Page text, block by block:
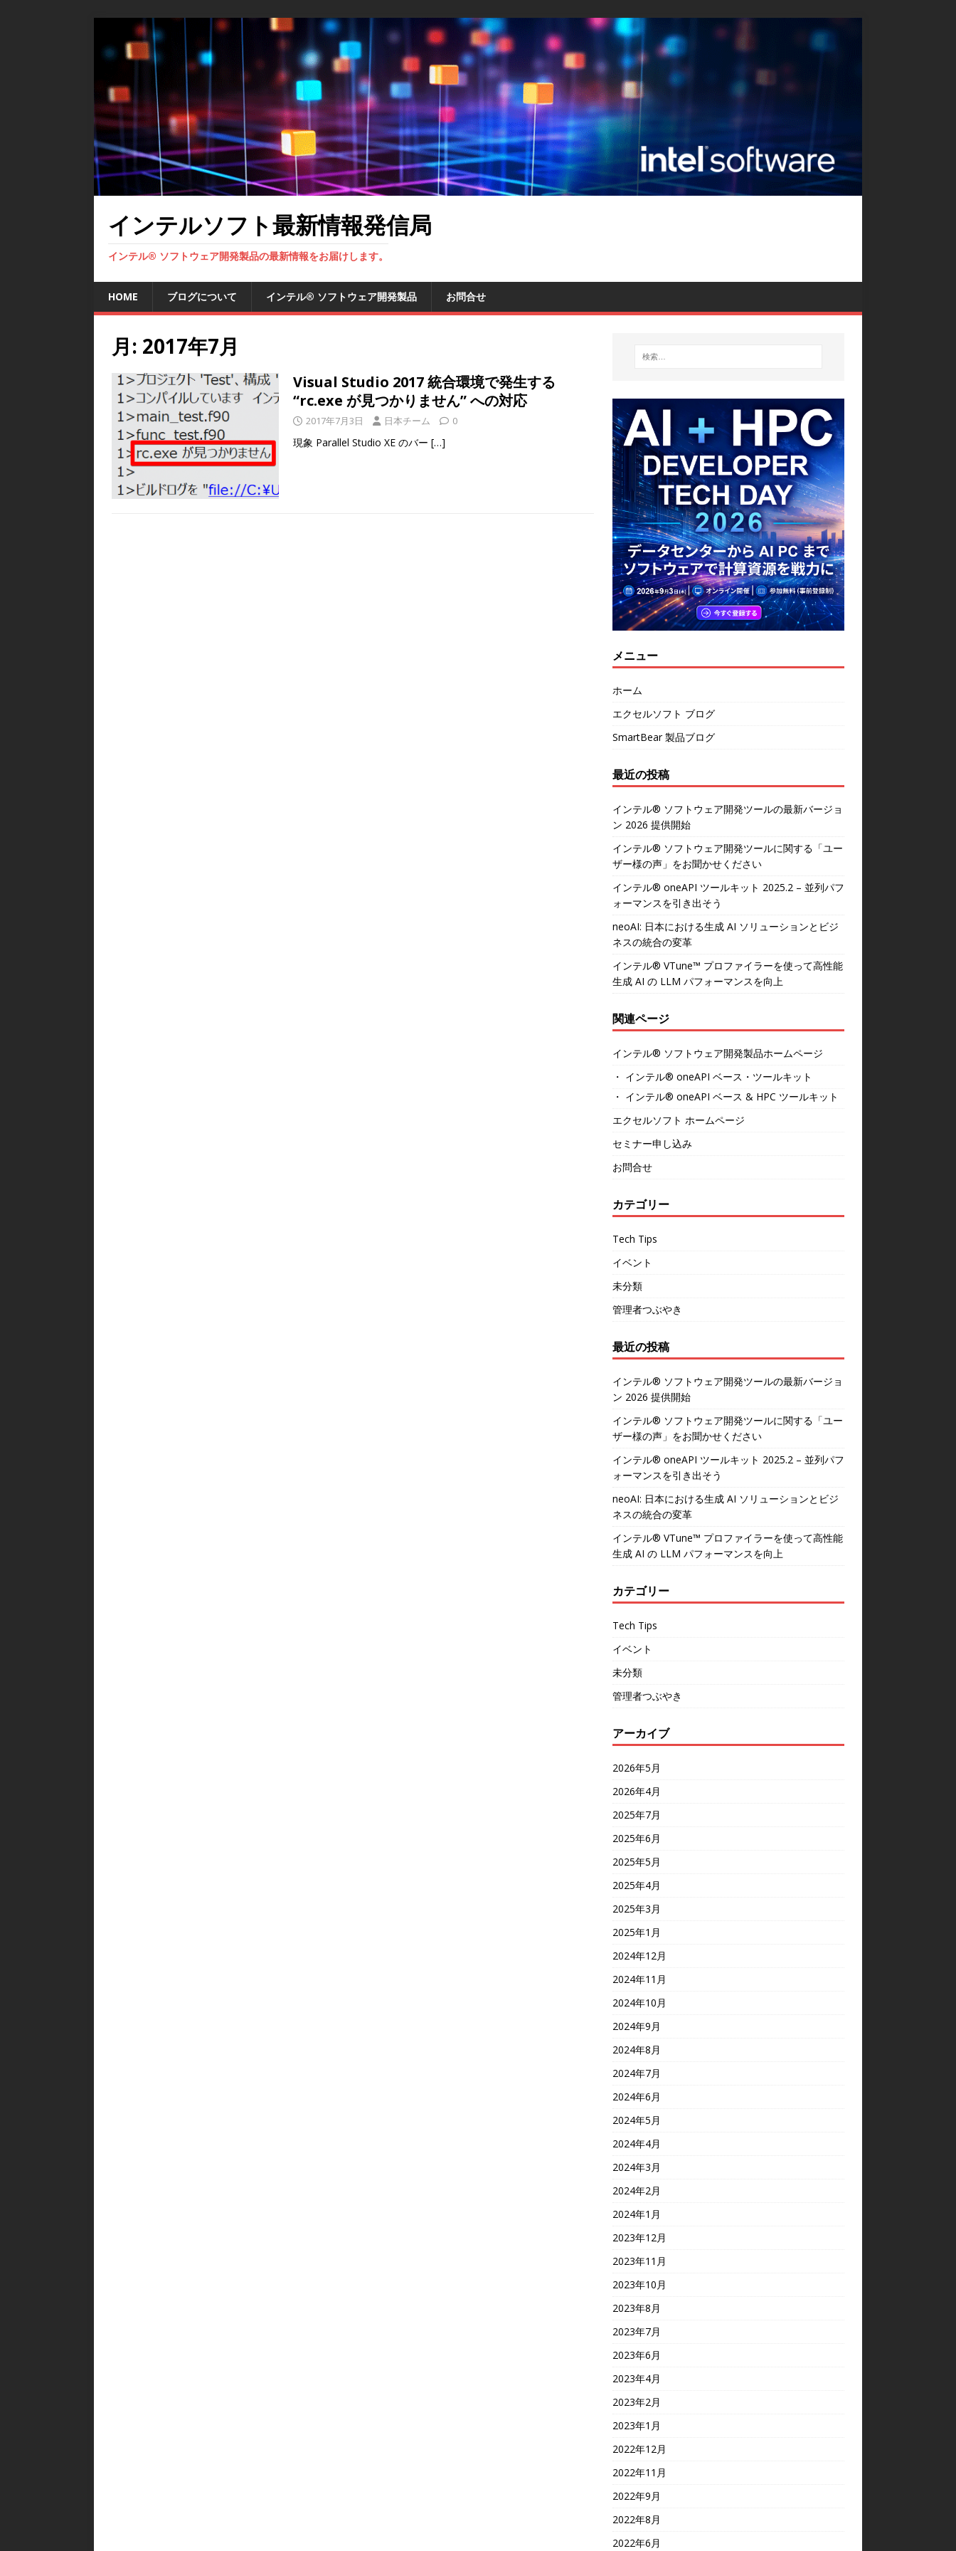
インテルソフト最新情報発信局
インテル® ソフトウェア開発製品の最新情報をお届けします。
HOME ブログについて インテル® ソフトウェア開発製品 お問合せ
月: 2017年7月
Visual Studio 2017 統合環境で発生する
“rc.exe が見つかりません” への対応
2017年7月3日 日本チーム 0
現象 Parallel Studio XE のバー […]
メニュー
ホーム
エクセルソフト ブログ
SmartBear 製品ブログ
最近の投稿
インテル® ソフトウェア開発ツールの最新バージョ
ン 2026 提供開始
インテル® ソフトウェア開発ツールに関する「ユー
ザー様の声」をお聞かせください
インテル® oneAPI ツールキット 2025.2 – 並列パフ
ォーマンスを引き出そう
neoAI: 日本における生成 AI ソリューションとビジ
ネスの統合の変革
インテル® VTune™ プロファイラーを使って高性能
生成 AI の LLM パフォーマンスを向上
関連ページ
インテル® ソフトウェア開発製品ホームページ
・ インテル® oneAPI ベース・ツールキット
・ インテル® oneAPI ベース & HPC ツールキット
エクセルソフト ホームページ
セミナー申し込み
お問合せ
カテゴリー
Tech Tips
イベント
未分類
管理者つぶやき
最近の投稿
インテル® ソフトウェア開発ツールの最新バージョ
ン 2026 提供開始
インテル® ソフトウェア開発ツールに関する「ユー
ザー様の声」をお聞かせください
インテル® oneAPI ツールキット 2025.2 – 並列パフ
ォーマンスを引き出そう
neoAI: 日本における生成 AI ソリューションとビジ
ネスの統合の変革
インテル® VTune™ プロファイラーを使って高性能
生成 AI の LLM パフォーマンスを向上
カテゴリー
Tech Tips
イベント
未分類
管理者つぶやき
アーカイブ
2026年5月
2026年4月
2025年7月
2025年6月
2025年5月
2025年4月
2025年3月
2025年1月
2024年12月
2024年11月
2024年10月
2024年9月
2024年8月
2024年7月
2024年6月
2024年5月
2024年4月
2024年3月
2024年2月
2024年1月
2023年12月
2023年11月
2023年10月
2023年8月
2023年7月
2023年6月
2023年4月
2023年2月
2023年1月
2022年12月
2022年11月
2022年9月
2022年8月
2022年6月